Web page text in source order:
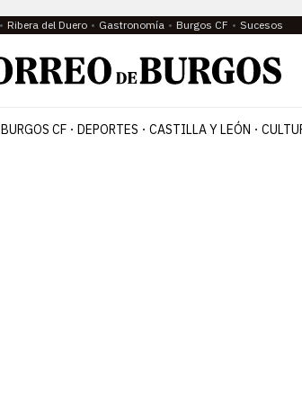
Ribera del Duero Gastronomía Burgos CF Sucesos
BURGOS CF DEPORTES CASTILLA Y LEÓN